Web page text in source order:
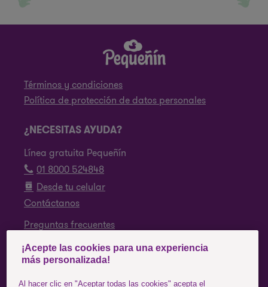
Términos y condiciones
Política de protección de datos personales
¿NECESITAS AYUDA?
Línea gratuita Pequeñín
01 8000 524848
Desde tu celular
Contáctanos
Preguntas frecuentes
SÍGUENOS
Facebook
¡Acepte las cookies para una experiencia
más personalizada!
Al hacer clic en "Aceptar todas las cookies" acepta el